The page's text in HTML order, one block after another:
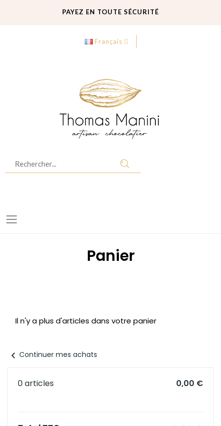
LIVRAISON GRATUITE
PAYEZ EN TOUTE SÉCURITÉ
Français
Panier
Il n'y a plus d'articles dans votre panier
chevron_left Continuer mes achats
0 articles 0,00 €